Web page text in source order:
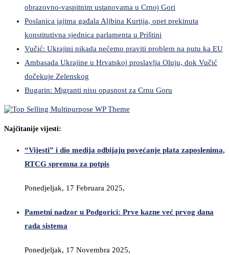
obrazovno-vaspitnim ustanovama u Crnoj Gori
Poslanica jajima gađala Aljbina Kurtija, opet prekinuta
konstitutivna sjednica parlamenta u Prištini
Vučić: Ukrajini nikada nećemo praviti problem na putu ka EU
Ambasada Ukrajine u Hrvatskoj proslavlja Oluju, dok Vučić
dočekuje Zelenskog
Bugarin: Migranti nisu opasnost za Crnu Goru
Najčitanije vijesti:
“Vijesti” i dio medija odbijaju povećanje plata zaposlenima,
RTCG spremna za potpis
Ponedjeljak, 17 Februara 2025,
Pametni nadzor u Podgorici: Prve kazne već prvog dana
rada sistema
Ponedjeljak, 17 Novembra 2025,